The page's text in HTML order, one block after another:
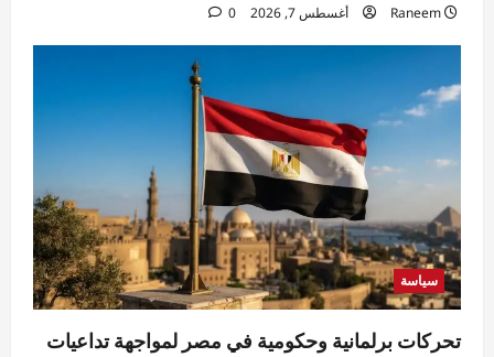
Raneem أغسطس 7, 2026 0
سياسة
تحركات برلمانية وحكومية في مصر لمواجهة تداعيات